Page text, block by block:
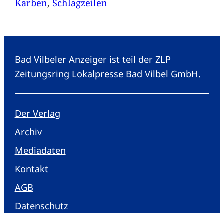
Karben, Schlagzeilen
Bad Vilbeler Anzeiger ist teil der ZLP
Zeitungsring Lokalpresse Bad Vilbel GmbH.
Der Verlag
Archiv
Mediadaten
Kontakt
AGB
Datenschutz